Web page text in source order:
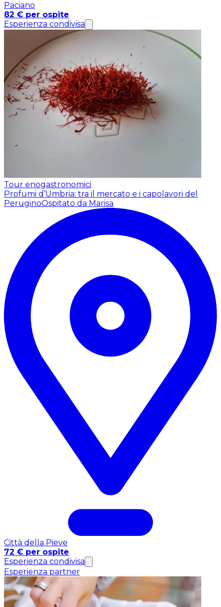
Paciano
82 € per ospite
Esperienza condivisa
Tour enogastronomici
Profumi d’Umbria: tra il mercato e i capolavori del
PeruginoOspitato da Marisa
Città della Pieve
72 € per ospite
Esperienza condivisa
Esperienza partner